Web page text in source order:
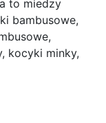
to miedzy
bambusowe,
kocyki minky,